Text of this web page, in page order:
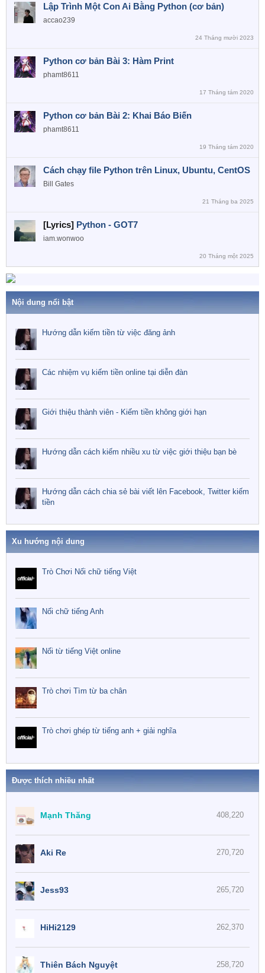
Lập Trình Một Con Ai Bằng Python (cơ bản)
accao239
24 Tháng mười 2023
Python cơ bản Bài 3: Hàm Print
phamt8611
17 Tháng tám 2020
Python cơ bản Bài 2: Khai Báo Biến
phamt8611
19 Tháng tám 2020
Cách chạy file Python trên Linux, Ubuntu, CentOS
Bill Gates
21 Tháng ba 2025
[Lyrics] Python - GOT7
iam.wonwoo
20 Tháng một 2025
Nội dung nổi bật
Hướng dẫn kiếm tiền từ việc đăng ảnh
Các nhiệm vụ kiếm tiền online tại diễn đàn
Giới thiệu thành viên - Kiếm tiền không giới hạn
Hướng dẫn cách kiếm nhiều xu từ việc giới thiệu bạn bè
Hướng dẫn cách chia sẻ bài viết lên Facebook, Twitter kiếm
tiền
Xu hướng nội dung
Trò Chơi Nối chữ tiếng Việt
Nối chữ tiếng Anh
Nối từ tiếng Việt online
Trò chơi Tìm từ ba chân
Trò chơi ghép từ tiếng anh + giải nghĩa
Được thích nhiều nhất
408,220
Mạnh Thăng
270,720
Aki Re
265,720
Jess93
262,370
HiHi2129
258,720
Thiên Bách Nguyệt